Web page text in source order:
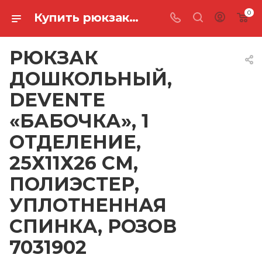
Купить рюкзак дошкольный, devente «бабочка», 1 отделение, 25х11х26 см, полиэстер, уплотненная спинка, розов 7031902 в Ростове-на-Дону 0
РЮКЗАК
ДОШКОЛЬНЫЙ,
DEVENTE
«БАБОЧКА», 1
ОТДЕЛЕНИЕ,
25Х11Х26 СМ,
ПОЛИЭСТЕР,
УПЛОТНЕННАЯ
СПИНКА, РОЗОВ
7031902